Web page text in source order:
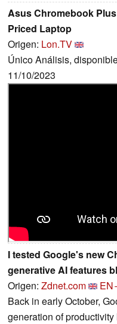
Asus Chromebook
Priced Laptop
Origen: Lon.TV
Único Análisis,
11/10/2023
I tested Google's new
generative AI features
Origen: Zdnet.com
Back in early October,
generation of